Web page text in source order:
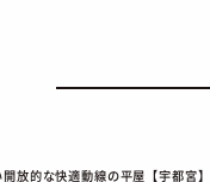
放的な快適動線の平屋【宇都宮】